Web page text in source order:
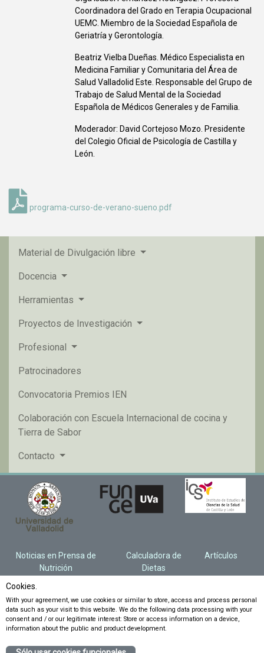
Coordinadora del Grado en Terapia Ocupacional
UEMC. Miembro de la Sociedad Española de
Geriatría y Gerontología.
Beatriz Vielba Dueñas. Médico Especialista en
Medicina Familiar y Comunitaria del Área de
Salud Valladolid Este. Responsable del Grupo de
Trabajo de Salud Mental de la Sociedad
Española de Médicos Generales y de Familia.
Moderador: David Cortejoso Mozo. Presidente
del Colegio Oficial de Psicología de Castilla y
León.
programa-curso-de-verano-sueno.pdf
Material de Divulgación libre
Docencia
Herramientas
Proyectos de Investigación
Profesional
Patrocinadores
Convocatoria Premios IEN
Colaboración con Escuela Internacional de cocina y
Tierra de Sabor
Contacto
Noticias en Prensa de
Nutrición
Calculadora de
Dietas
Artículos
Cookies.
With your agreement, we use cookies or similar to store, access and process personal
data such as your visit to this website. We do the following data processing with your
consent and / or our legitimate interest: Store or access information on a device,
information about the public and product development.